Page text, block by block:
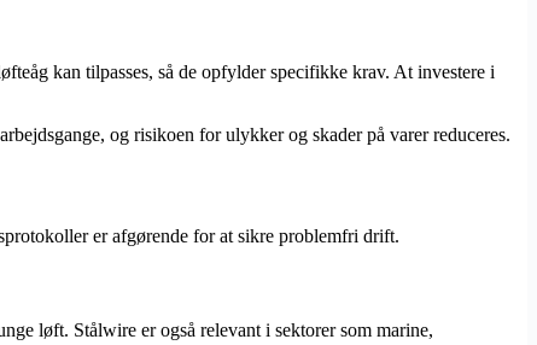
kan tilpasses, så de opfylder specifikke krav. At investere i
og risikoen for ulykker og skader på varer reduceres.
er afgørende for at sikre problemfri drift.
løft. Stålwire er også relevant i sektorer som marine,